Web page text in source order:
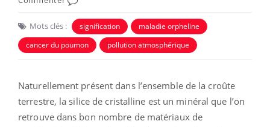
Mots clés : signification
maladie orpheline
cancer du poumon
pollution atmosphérique
Naturellement présent dans l’ensemble de la croûte
terrestre, la silice de cristalline est un minéral que l’on
retrouve dans bon nombre de matériaux de